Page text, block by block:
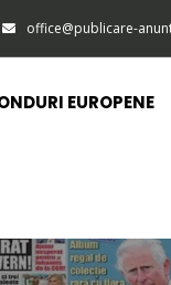
office@publicare-
EUROPENE